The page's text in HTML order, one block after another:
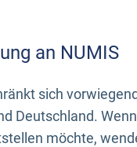
an NUMIS
sich
Deutschland.
möchte,